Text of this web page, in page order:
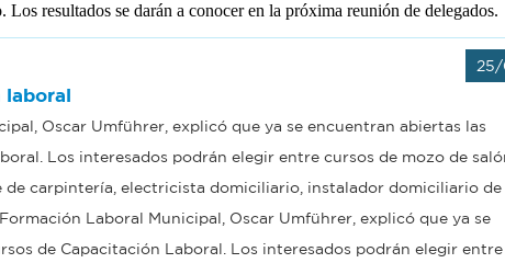
resultados se darán a conocer en la próxima reunión de delegados.
25/
laboral
Oscar Umführer, explicó que ya se encuentran abiertas las
Los interesados podrán elegir entre cursos de mozo de
carpintería, electricista domiciliario, instalador domiciliario de
Laboral Municipal, Oscar Umführer, explicó que ya se
de Capacitación Laboral. Los interesados podrán elegir